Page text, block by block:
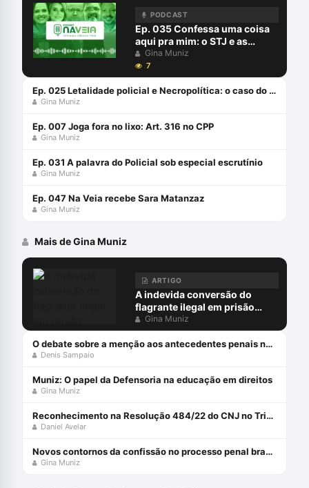
PODCAST
Ep. 035 Confessa uma coisa
aqui pra mim: o STJ e as
confissões informais
Gina Muniz
7
Ep. 025 Letalidade policial e Necropolítica: o caso do Guarujá
Gina Muniz
Ep. 007 Joga fora no lixo: Art. 316 no CPP
Gina Muniz
Ep. 031 A palavra do Policial sob especial escrutínio
Gina Muniz
Ep. 047 Na Veia recebe Sara Matanzaz
Gina Muniz
Mais de Gina Muniz
ARTIGO
A indevida conversão do
flagrante ilegal em prisão
preventiva
Gina Muniz
O debate sobre a menção aos antecedentes penais no júri
Denis Sampaio
Muniz: O papel da Defensoria na educação em direitos
Gina Muniz
Reconhecimento na Resolução 484/22 do CNJ no Tribunal do Júri
Daniel Avelar
Novos contornos da confissão no processo penal brasileiro com Gina Muniz
Gina Muniz